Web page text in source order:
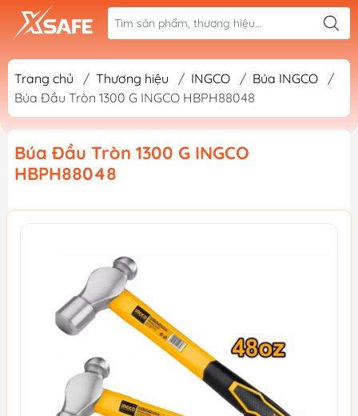
Trang chủ / Thương hiệu / INGCO / Búa INGCO
/
Búa Đầu Tròn 1300 G INGCO HBPH88048
Búa Đầu Tròn 1300 G INGCO
HBPH88048